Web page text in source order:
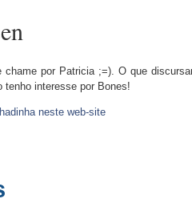
chame por Patricia ;=). O que
tenho interesse por Bones!
neste web-site